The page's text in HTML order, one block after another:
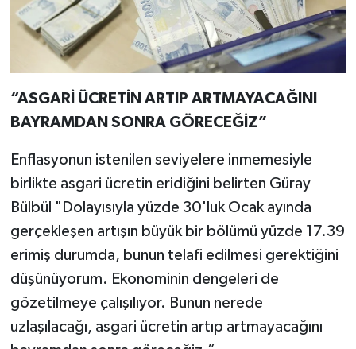
“ASGARİ ÜCRETİN ARTIP ARTMAYACAĞINI
BAYRAMDAN SONRA GÖRECEĞİZ”
Enflasyonun istenilen seviyelere inmemesiyle
birlikte asgari ücretin eridiğini belirten Güray
Bülbül "Dolayısıyla yüzde 30'luk Ocak ayında
gerçekleşen artışın büyük bir bölümü yüzde 17.39
erimiş durumda, bunun telafi edilmesi gerektiğini
düşünüyorum. Ekonominin dengeleri de
gözetilmeye çalışılıyor. Bunun nerede
uzlaşılacağı, asgari ücretin artıp artmayacağını